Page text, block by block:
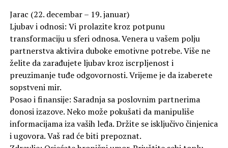
Jarac (22. decembar – 19. januar)
Ljubav i odnosi: Vi prolazite kroz potpunu
transformaciju u sferi odnosa. Venera u vašem polju
partnerstva aktivira duboke emotivne potrebe. Više ne
želite da zarađujete ljubav kroz iscrpljenost i
preuzimanje tuđe odgovornosti. Vrijeme je da izaberete
sopstveni mir.
Posao i finansije: Saradnja sa poslovnim partnerima
donosi izazove. Neko može pokušati da manipuliše
informacijama iza vaših leđa. Držite se isključivo činjenica
i ugovora. Vaš rad će biti prepoznat.